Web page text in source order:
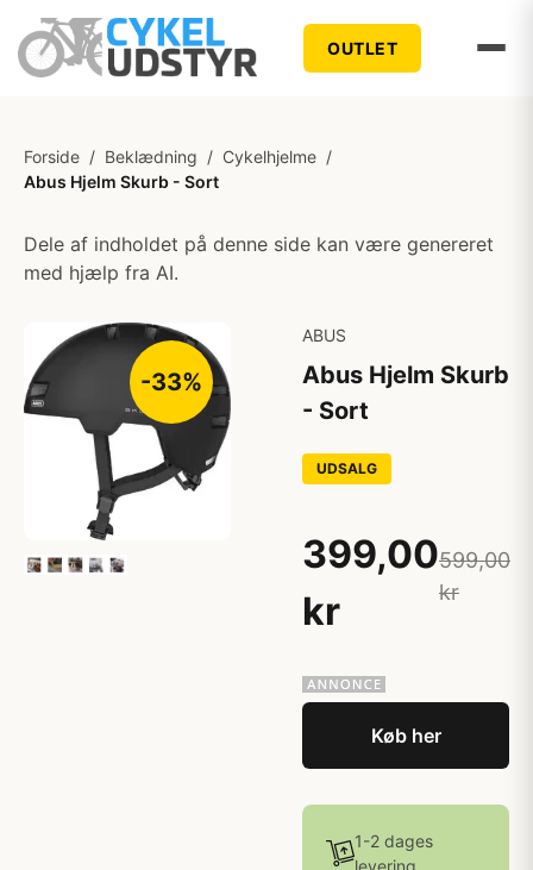
OUTLET
Forside / Beklædning / Cykelhjelme /
Abus Hjelm Skurb - Sort
Dele af indholdet på denne side kan være genereret
med hjælp fra AI.
-33%
ABUS
Abus Hjelm Skurb
- Sort
UDSALG
399,00
kr
599,00
kr
Køb her
1-2 dages
levering